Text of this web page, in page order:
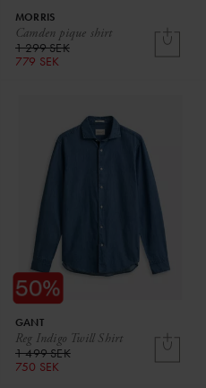
Camden pique shirt
MORRIS
1 299 SEK
779 SEK
Reg Indigo Twill Shirt
GANT
1 499 SEK
750 SEK